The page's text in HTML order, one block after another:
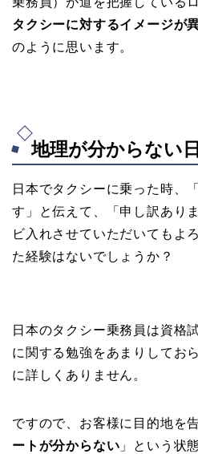
タクシーに対するイメージが
のように思います。
地理が分からない
日本でタクシーに乗った時、
す」と伝えて、「申し訳あり
ビ入れさせていただいてもよ
た経験はないでしょうか？
日本のタクシー乗務員は資格
に関する勉強をあまりしてお
に詳しくありません。
ですので、お客様に目的地を
ートが分からない 」という状